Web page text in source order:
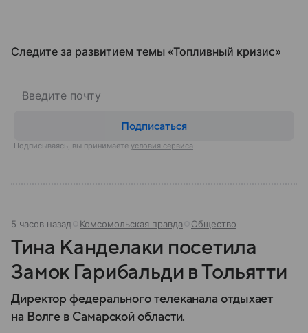
Следите за развитием темы «Топливный кризис»
Подписаться
Подписываясь, вы принимаете условия сервиса
5 часов назад Комсомольская правда Общество
Тина Канделаки посетила
Замок Гарибальди в Тольятти
Директор федерального телеканала отдыхает
на Волге в Самарской области.